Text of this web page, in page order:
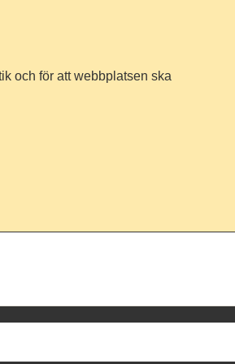
och för att webbplatsen ska